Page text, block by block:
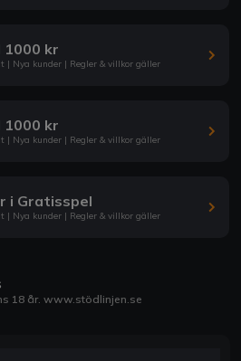
1000 kr
| Nya kunder | Regler & villkor gäller
1000 kr
| Nya kunder | Regler & villkor gäller
i Gratisspel
| Nya kunder | Regler & villkor gäller
18 år. www.stödlinjen.se